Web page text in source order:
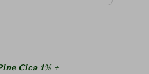
Cica 1% +